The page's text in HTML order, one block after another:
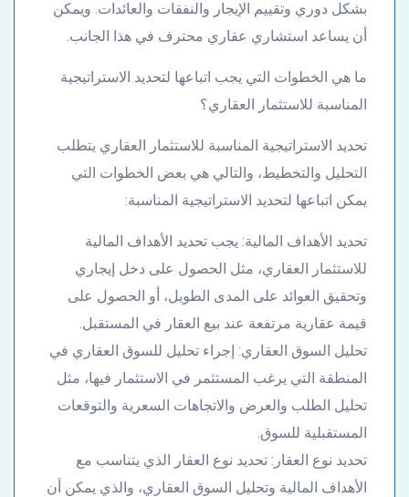
بشكل دوري وتقييم الإيجار والنفقات والعائدات. ويمكن
أن يساعد استشاري عقاري محترف في هذا الجانب.
ما هي الخطوات التي يجب اتباعها لتحديد الاستراتيجية
المناسبة للاستثمار العقاري؟
تحديد الاستراتيجية المناسبة للاستثمار العقاري يتطلب
التحليل والتخطيط، والتالي هي بعض الخطوات التي
يمكن اتباعها لتحديد الاستراتيجية المناسبة:
تحديد الأهداف المالية: يجب تحديد الأهداف المالية
للاستثمار العقاري، مثل الحصول على دخل إيجاري
وتحقيق العوائد على المدى الطويل، أو الحصول على
قيمة عقارية مرتفعة عند بيع العقار في المستقبل.
تحليل السوق العقاري: إجراء تحليل للسوق العقاري في
المنطقة التي يرغب المستثمر في الاستثمار فيها، مثل
تحليل الطلب والعرض والاتجاهات السعرية والتوقعات
المستقبلية للسوق.
تحديد نوع العقار: تحديد نوع العقار الذي يتناسب مع
الأهداف المالية وتحليل السوق العقاري، والذي يمكن أن